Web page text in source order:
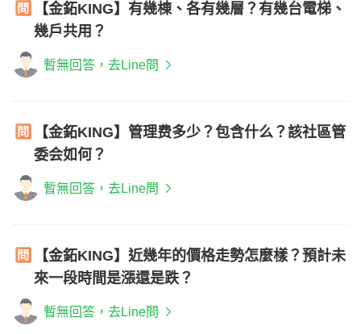
【金鉐KING】有幾棟、各有幾層？有幾台電梯、
幾戶共用？
暫無回答，去Line問
【金鉐KING】管理费多少？包含什么？該社區管
委会如何？
暫無回答，去Line問
【金鉐KING】近幾年的價格走勢怎麼樣？預計未
來一段時間是漲還是跌？
暫無回答，去Line問